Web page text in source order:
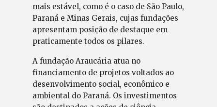
mais estável, como é o caso de São Paulo,
Paraná e Minas Gerais, cujas fundações
apresentam posição de destaque em
praticamente todos os pilares.
A fundação Araucária atua no
financiamento de projetos voltados ao
desenvolvimento social, econômico e
ambiental do Paraná. Os investimentos